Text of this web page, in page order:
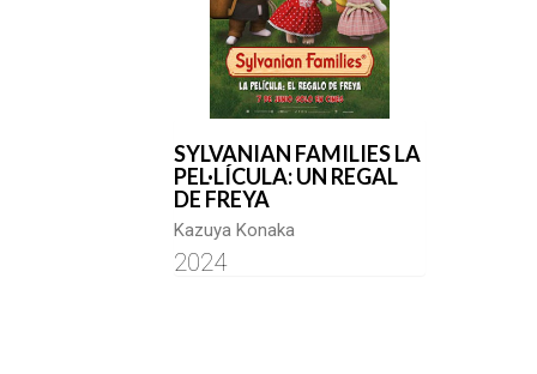
SYLVANIAN FAMILIES LA
PEL·LÍCULA: UN REGAL
DE FREYA
Kazuya Konaka
2024